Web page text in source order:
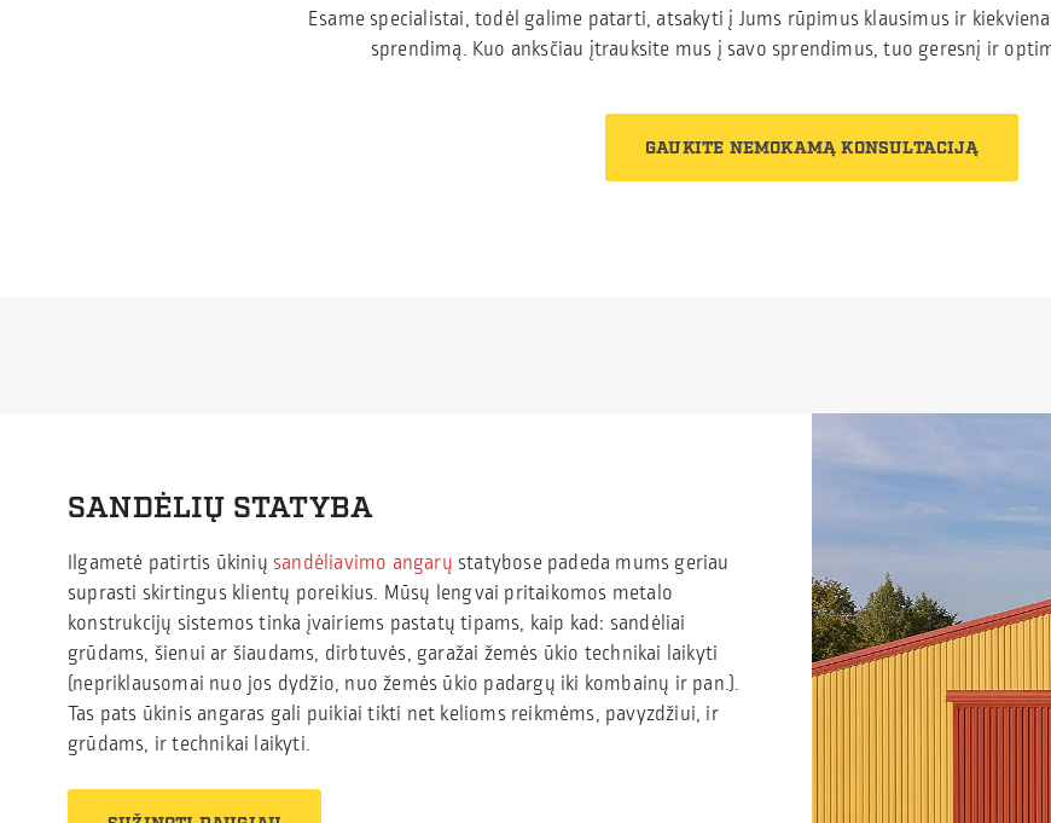
Esame specialistai, todėl galime patarti, atsakyti į Jums rūpimus klausimus ir
sprendimą. Kuo anksčiau įtrauksite mus į savo sprendimus, tuo geresnį ir
GAUKITE NEMOKAMĄ KONSULTACIJĄ
SANDĖLIŲ STATYBA
Ilgametė patirtis ūkinių sandėliavimo angarų statybose padeda mums geriau
suprasti skirtingus klientų poreikius. Mūsų lengvai pritaikomos metalo
konstrukcijų sistemos tinka įvairiems pastatų tipams, kaip kad: sandėliai
grūdams, šienui ar šiaudams, dirbtuvės, garažai žemės ūkio technikai laikyti
(nepriklausomai nuo jos dydžio, nuo žemės ūkio padargų iki kombainų ir pan.).
Tas pats ūkinis angaras gali puikiai tikti net kelioms reikmėms, pavyzdžiui, ir
grūdams, ir technikai laikyti.